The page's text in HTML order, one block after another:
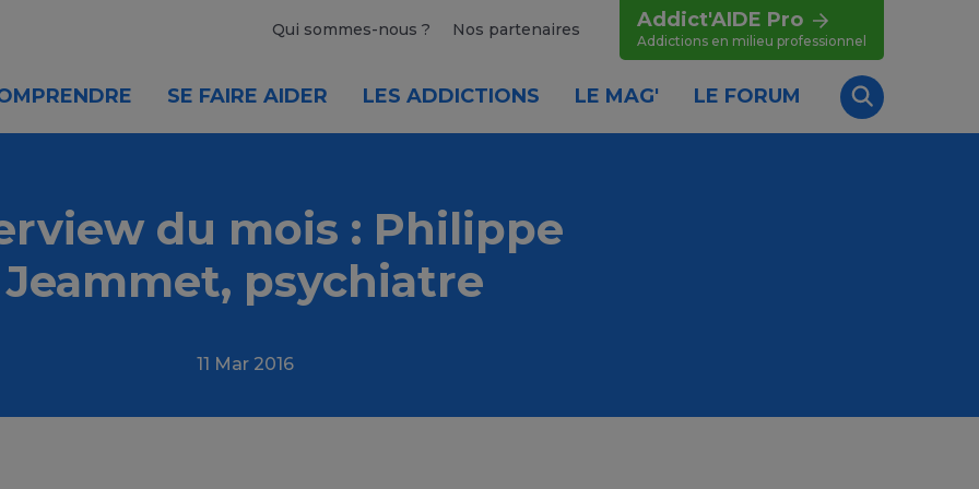
Qui sommes-nous ? Nos partenaires Addict'AIDE Pro
Addictions en milieu professionnel
SE FAIRE AIDER LES ADDICTIONS LE MAG' LE FORUM
Recherche
du mois : Philippe
Jeammet, psychiatre
11 Mar 2016